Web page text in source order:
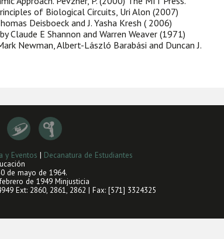
of Biological Circuits, Uri Alon (2007)
Deisboeck and J. Yasha Kresh ( 2006)
E Shannon and Warren Weaver (1971)
Newman, Albert-László Barabási and Duncan J.
y Eventos | Decanatura de Estudiantes
de mayo de 1964.
de 1949 Minjusticia
Ext: 2860, 2861, 2862 | Fax: [571] 3324325